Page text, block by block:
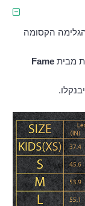
הקסומה
מבית Fame